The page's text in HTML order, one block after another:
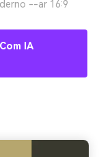
--ar 16:9
IA